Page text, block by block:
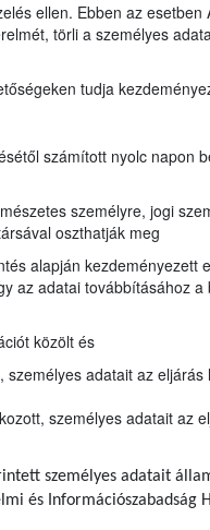
ellen. Ebben az esetben
törli a személyes
tudja
számított nyolc napon
személyre, jogi
oszthatják meg
alapján kezdeményezett
az adatai továbbításához a
közölt és
adatait az
személyes adatait az
személyes adatait
és Információszabadság